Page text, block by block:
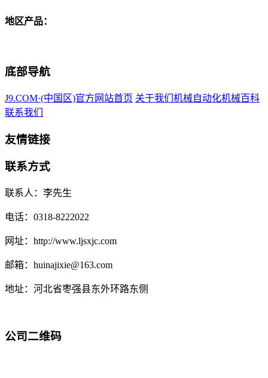
地区产品：
底部导航
J9.COM·(中国区)官方网站首页 关于我们 机械自动化机械百科
联系我们
友情链接
联系方式
联系人：李先生
电话：0318-8222022
网址：http://www.ljsxjc.com
邮箱：huinajixie@163.com
地址：河北省枣强县东外环路东侧
公司二维码